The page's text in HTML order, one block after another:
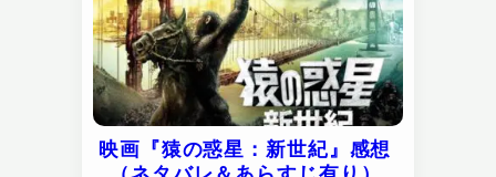
映画『猿の惑星：新世紀』感想